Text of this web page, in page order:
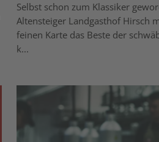
Selbst schon zum Klassiker
Altensteiger Landgasthof Hirsch
feinen Karte das Beste der
k...